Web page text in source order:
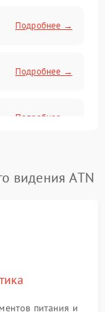
Подробнее →
Подробнее →
Подробнее →
видения ATN
питания и